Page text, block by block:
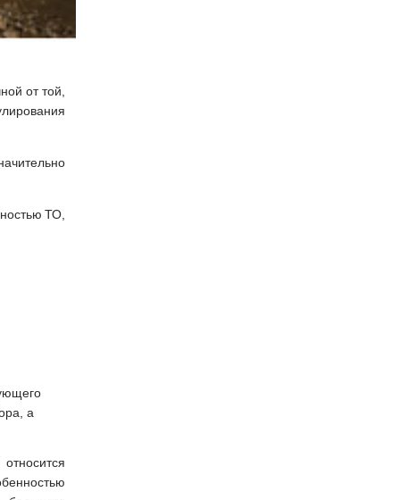
от той,
ТО,
а